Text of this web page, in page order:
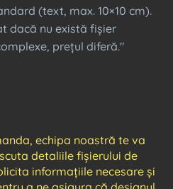
(text, max. 10×10 cm).
dacă nu există fișier
prețul diferă."
echipa noastră te va
detaliile fișierului de
informațiile necesare și